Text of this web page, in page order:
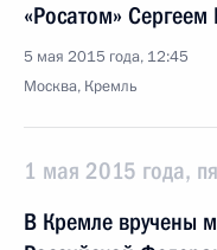
«Росатом» Сергеем
5 мая 2015 года, 12:45
Москва, Кремль
1 мая 2015 года,
В Кремле вручены